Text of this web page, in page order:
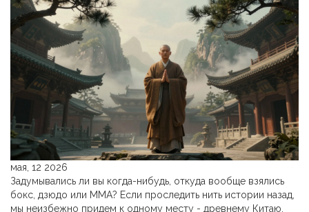
мая, 12 2026
Задумывались ли вы когда-нибудь, откуда вообще взялись
бокс, дзюдо или ММА? Если проследить нить истории назад,
мы неизбежно придем к одному месту - древнему Китаю.